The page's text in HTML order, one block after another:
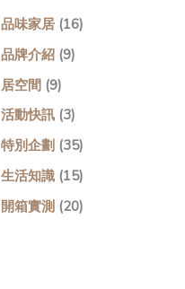
品味家居 (16)
品牌介紹 (9)
居空間 (9)
活動快訊 (3)
特別企劃 (35)
生活知識 (15)
開箱實測 (20)